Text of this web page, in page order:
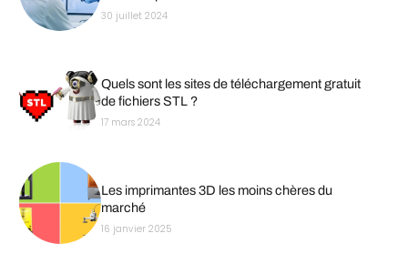
30 juillet 2024
Quels sont les sites de téléchargement gratuit
de fichiers STL ?
17 mars 2024
Les imprimantes 3D les moins chères du
marché
16 janvier 2025